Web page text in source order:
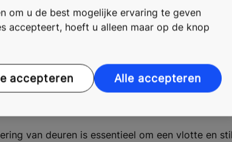
van deuren is essentieel om een vlotte en
om u de best mogelijke ervaring te geven
accepteert, hoeft u alleen maar op de knop
accepteren Alle accepteren